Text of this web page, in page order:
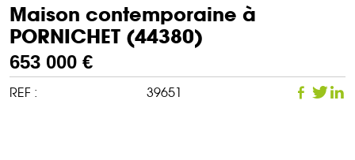
Maison contemporaine à
PORNICHET (44380)
653 000 €
REF : 39651